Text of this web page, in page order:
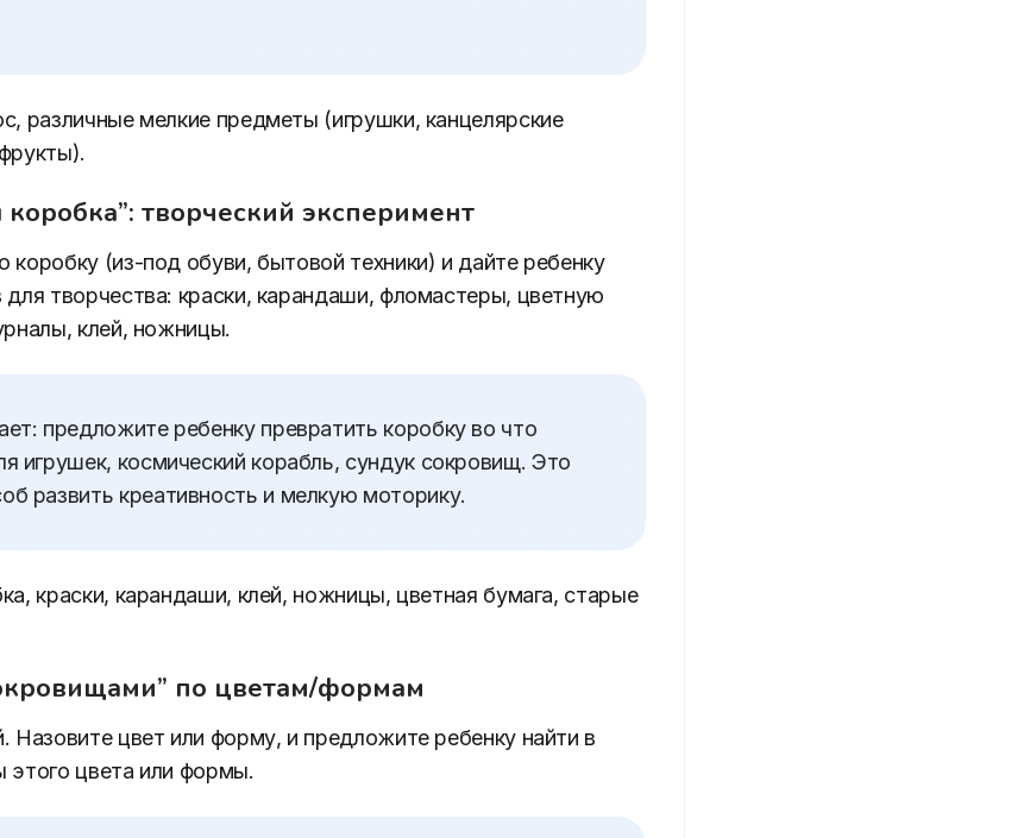
различные мелкие предметы (игрушки, канцелярские
творческий эксперимент
коробку (из-под обуви, бытовой техники) и дайте ребенку
для творчества: краски, карандаши, фломастеры, цветную
клей, ножницы.
предложите ребенку превратить коробку во что
игрушек, космический корабль, сундук сокровищ. Это
развить креативность и мелкую моторику.
краски, карандаши, клей, ножницы, цветная бумага, старые
по цветам/формам
Назовите цвет или форму, и предложите ребенку найти в
этого цвета или формы.